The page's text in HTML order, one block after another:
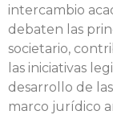
intercambio
debaten las
societario,
las iniciativas
desarrollo de
marco jurídico